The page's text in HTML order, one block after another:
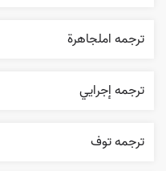
ترجمه املجاهرة
ترجمه إجرایي
ترجمه توف